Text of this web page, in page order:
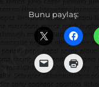
Bunu paylaş: